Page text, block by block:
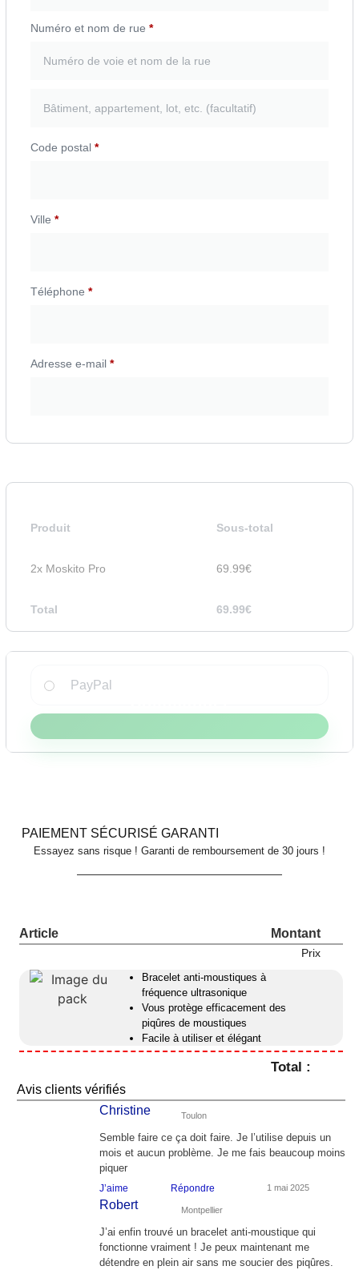
Avis clients vérifiés
Christine
Toulon
Semble faire ce ça doit faire. Je l’utilise depuis un
mois et aucun problème. Je me fais beaucoup moins
piquer
J’aime Répondre 1 mai 2025
Robert Montpellier
J’ai enfin trouvé un bracelet anti-moustique qui
fonctionne vraiment ! Je peux maintenant me
détendre en plein air sans me soucier des piqûres.
Article Montant
Prix
Bracelet anti-moustiques à
fréquence ultrasonique
Vous protège efficacement des
piqûres de moustiques
Facile à utiliser et élégant
Total :
Numéro et nom de rue *
Code postal *
Ville *
Téléphone *
Adresse e-mail *
Produit Sous-total
2x Moskito Pro 69.99€
Total 69.99€
PayPal
PAIEMENT SÉCURISÉ GARANTI
Essayez sans risque ! Garanti de remboursement de 30 jours !